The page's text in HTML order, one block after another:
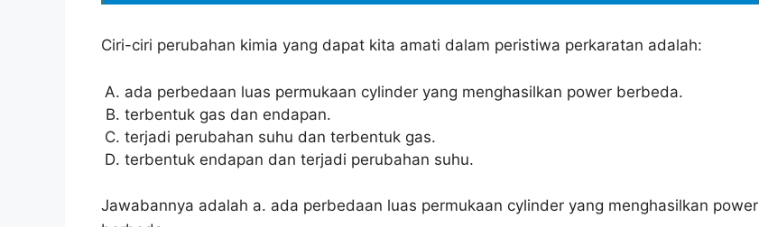
Ciri-ciri perubahan kimia yang dapat kita amati dalam peristiwa perkaratan adalah:
ada perbedaan luas permukaan cylinder yang menghasilkan power berbeda.
terbentuk gas dan endapan.
terjadi perubahan suhu dan terbentuk gas.
terbentuk endapan dan terjadi perubahan suhu.
Jawabannya adalah a. ada perbedaan luas permukaan cylinder yang menghasilkan power